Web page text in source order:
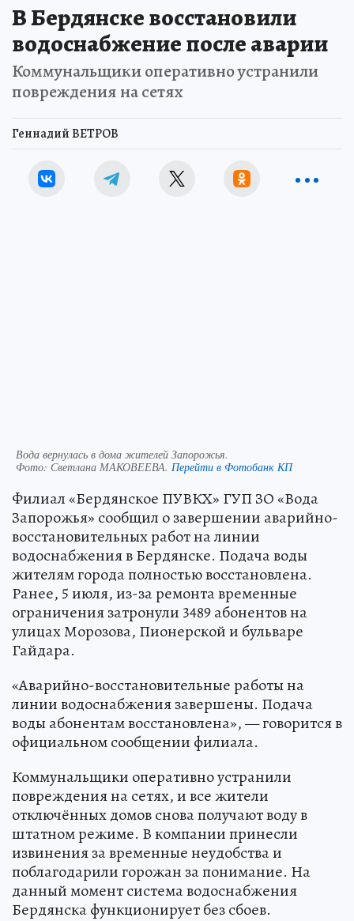
В Бердянске восстановили
водоснабжение после аварии
Коммунальщики оперативно устранили
повреждения на сетях
Геннадий ВЕТРОВ
Вода вернулась в дома жителей Запорожья.
Фото: Светлана МАКОВЕЕВА. Перейти в Фотобанк КП
Филиал «Бердянское ПУВКХ» ГУП ЗО «Вода
Запорожья» сообщил о завершении аварийно-
восстановительных работ на линии
водоснабжения в Бердянске. Подача воды
жителям города полностью восстановлена.
Ранее, 5 июля, из-за ремонта временные
ограничения затронули 3489 абонентов на
улицах Морозова, Пионерской и бульваре
Гайдара.
«Аварийно-восстановительные работы на
линии водоснабжения завершены. Подача
воды абонентам восстановлена», — говорится в
официальном сообщении филиала.
Коммунальщики оперативно устранили
повреждения на сетях, и все жители
отключённых домов снова получают воду в
штатном режиме. В компании принесли
извинения за временные неудобства и
поблагодарили горожан за понимание. На
данный момент система водоснабжения
Бердянска функционирует без сбоев.